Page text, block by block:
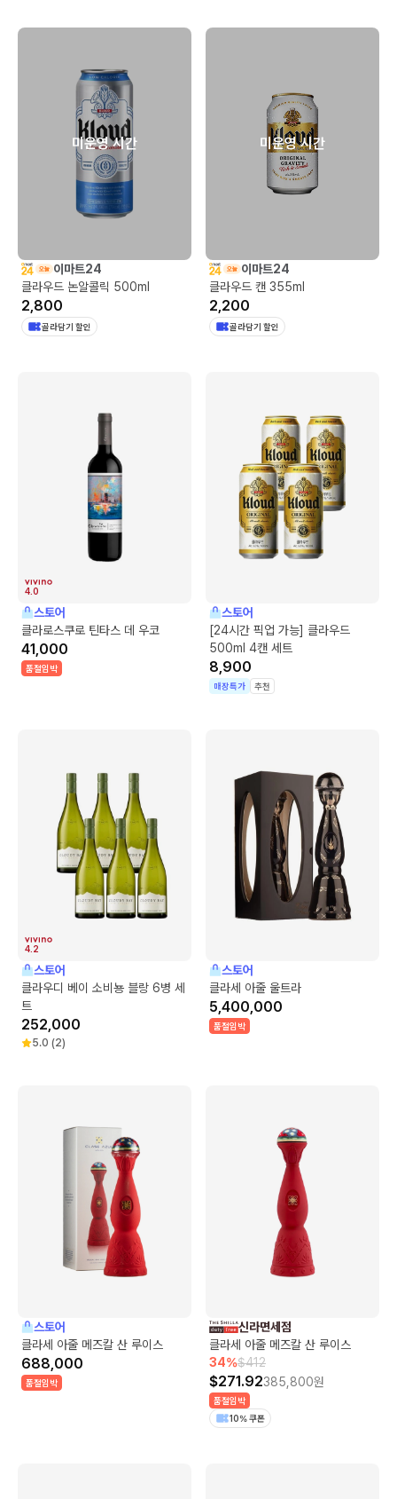
미운영 시간
이마트24
클라우드 논알콜릭 500ml
2,800
골라담기 할인
미운영 시간
이마트24
클라우드 캔 355ml
2,200
골라담기 할인
4.0
스토어
클라로스쿠로 틴타스 데 우코
41,000
품절임박
스토어
[24시간 픽업 가능] 클라우드
500ml 4캔 세트
8,900
매장특가 추천
4.2
스토어
클라우디 베이 소비뇽 블랑 6병 세
트
252,000
5.0 (2)
스토어
클라세 아줄 울트라
5,400,000
품절임박
스토어
클라세 아줄 메즈칼 산 루이스
688,000
품절임박
신라면세점
클라세 아줄 메즈칼 산 루이스
34%$412
$271.92385,800원
품절임박
10% 쿠폰